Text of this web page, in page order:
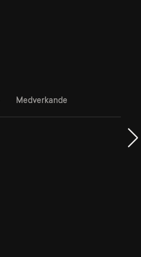
Medverkande